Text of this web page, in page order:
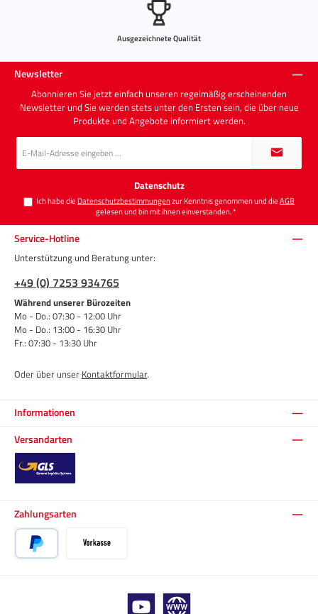
Ausgezeichnete Qualität
Newsletter
Abonnieren Sie jetzt einfach unseren regelmäßig erscheinenden
Newsletter und Sie werden stets unter den Ersten sein, die über neue
Produkte und Angebote informiert werden.
E-
Mail-
Adresse
Datenschutz
Ich habe die Datenschutzbestimmungenzur Kenntnis genommen und dieAGB
gelesen und bin mit ihnen einverstanden.*
Informationen
Service-Hotline
Unterstützung und Beratung unter:
+49 (0) 7253 934765
Während unserer Bürozeiten
Mo - Do.: 07:30 - 12:00 Uhr
Mo - Do.: 13:00 - 16:30 Uhr
Fr.: 07:30 - 13:30 Uhr
Oder über unser Kontaktformular.
Versandarten
Zahlungsarten
YouTube Website